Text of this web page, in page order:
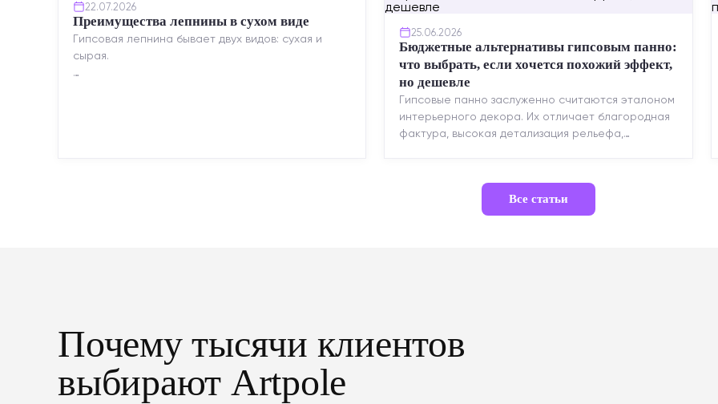
22.07.2026
Преимущества лепнины в сухом виде
Гипсовая лепнина бывает двух видов: сухая и
сырая.
25.06.2026
Бюджетные альтернативы гипсовым панно:
что выбрать, если хочется похожий эффект,
но дешевле
Гипсовые панно заслуженно считаются эталоном
интерьерного декора. Их отличает благородная
фактура, высокая детализация рельефа,
Все статьи
Почему тысячи клиентов
выбирают Artpole